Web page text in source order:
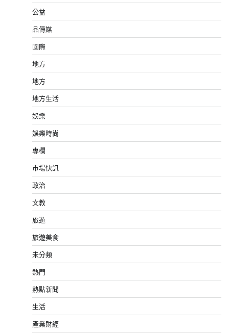
公益
品傳媒
國際
地方
地方
地方生活
娛樂
娛樂時尚
專欄
市場快訊
政治
文教
旅遊
旅遊美食
未分類
熱門
熱點新聞
生活
產業財經